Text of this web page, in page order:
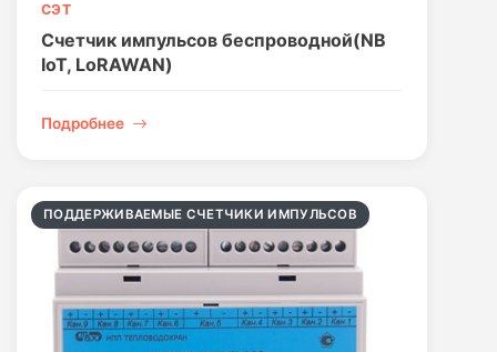
СЭТ
Счетчик импульсов беспроводной(NB
IoT, LoRAWAN)
Подробнее
ПОДДЕРЖИВАЕМЫЕ СЧЕТЧИКИ ИМПУЛЬСОВ